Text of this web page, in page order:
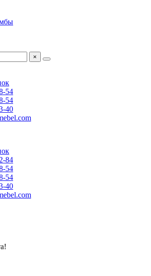
×
54
54
40
84
54
54
40